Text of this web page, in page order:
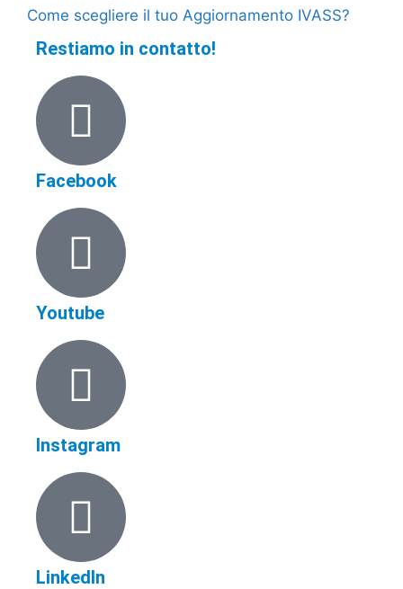
Come scegliere il tuo Aggiornamento IVASS?
Restiamo in contatto!
Facebook
Youtube
Instagram
LinkedIn